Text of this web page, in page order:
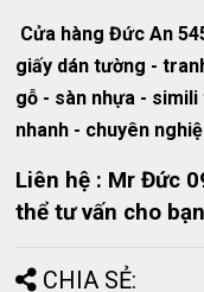
Cửa hàng Đức An
giấy dán tường -
gỗ - sàn nhựa -
nhanh - chuyên
Liên hệ : Mr Đức
thể tư vấn cho
CHIA SẺ: